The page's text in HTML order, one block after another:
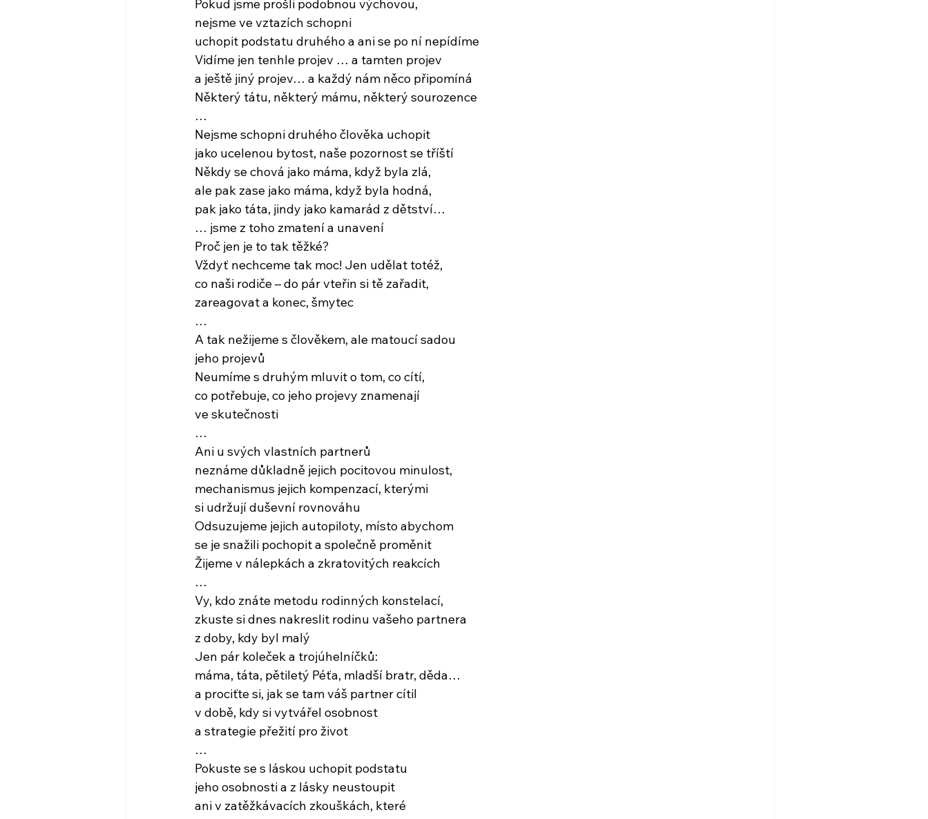
Pokud jsme prošli podobnou výchovou,
nejsme ve vztazích schopni
uchopit podstatu druhého a ani se po ní nepídíme
Vidíme jen tenhle projev … a tamten projev
a ještě jiný projev… a každý nám něco připomíná
Některý tátu, některý mámu, některý sourozence
…
Nejsme schopni druhého člověka uchopit
jako ucelenou bytost, naše pozornost se tříští
Někdy se chová jako máma, když byla zlá,
ale pak zase jako máma, když byla hodná,
pak jako táta, jindy jako kamarád z dětství…
… jsme z toho zmatení a unavení
Proč jen je to tak těžké?
Vždyť nechceme tak moc! Jen udělat totéž,
co naši rodiče – do pár vteřin si tě zařadit,
zareagovat a konec, šmytec
…
A tak nežijeme s člověkem, ale matoucí sadou
jeho projevů
Neumíme s druhým mluvit o tom, co cítí,
co potřebuje, co jeho projevy znamenají
ve skutečnosti
…
Ani u svých vlastních partnerů
neznáme důkladně jejich pocitovou minulost,
mechanismus jejich kompenzací, kterými
si udržují duševní rovnováhu
Odsuzujeme jejich autopiloty, místo abychom
se je snažili pochopit a společně proměnit
Žijeme v nálepkách a zkratovitých reakcích
…
Vy, kdo znáte metodu rodinných konstelací,
zkuste si dnes nakreslit rodinu vašeho partnera
z doby, kdy byl malý
Jen pár koleček a trojúhelníčků:
máma, táta, pětiletý Péťa, mladší bratr, děda…
a prociťte si, jak se tam váš partner cítil
v době, kdy si vytvářel osobnost
a strategie přežití pro život
…
Pokuste se s láskou uchopit podstatu
jeho osobnosti a z lásky neustoupit
ani v zatěžkávacích zkouškách, které